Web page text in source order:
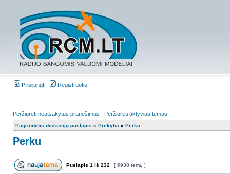
Prisijungti Registruotis
Peržiūrėti neatsakytus pranešimus | Peržiūrėti aktyvias temas
Pagrindinis diskusijų puslapis » Prekyba » Perku
Perku
Puslapis 1 iš 232 [ 6938 temų ]